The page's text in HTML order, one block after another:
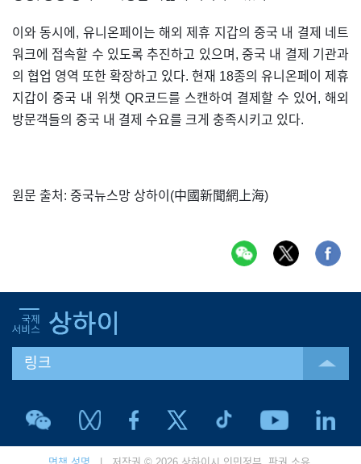
이와 동시에, 유니온페이는 해외 제휴 지갑의 중국 내 결제 네트
워크에 접속할 수 있도록 추진하고 있으며, 중국 내 결제 기관과
의 협업 영역 또한 확장하고 있다. 현재 18종의 유니온페이 제휴
지갑이 중국 내 위챗 QR코드를 스캔하여 결제할 수 있어, 해외
방문객들의 중국 내 결제 수요를 크게 충족시키고 있다.
원문 출처: 중국뉴스망 상하이(中國新聞網上海)
링크